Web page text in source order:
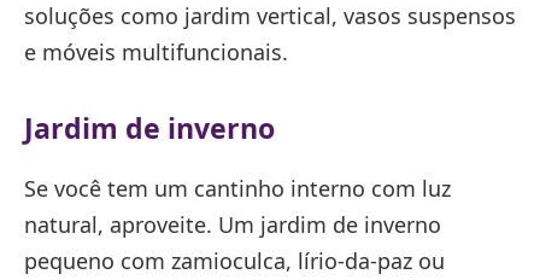
soluções como jardim vertical, vasos suspensos
e móveis multifuncionais.
Jardim de inverno
Se você tem um cantinho interno com luz
natural, aproveite. Um jardim de inverno
pequeno com zamioculca, lírio-da-paz ou